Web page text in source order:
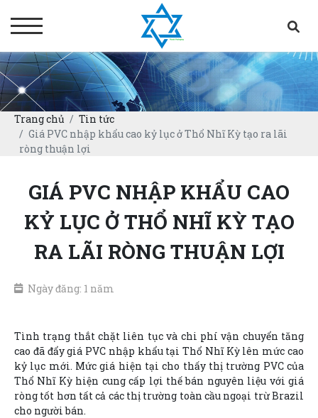
Trang chủ
Tin tức
Giá PVC nhập khẩu cao kỷ lục ở Thổ Nhĩ Kỳ tạo ra lãi
ròng thuận lợi
GIÁ PVC NHẬP KHẨU CAO
KỶ LỤC Ở THỔ NHĨ KỲ TẠO
RA LÃI RÒNG THUẬN LỢI
Ngày đăng: 1 năm
Tình trạng thắt chặt liên tục và chi phí vận chuyển tăng
cao đã đẩy giá PVC nhập khẩu tại Thổ Nhĩ Kỳ lên mức cao
kỷ lục mới. Mức giá hiện tại cho thấy thị trường PVC của
Thổ Nhĩ Kỳ hiện cung cấp lợi thế bán nguyên liệu với giá
ròng tốt hơn tất cả các thị trường toàn cầu ngoại trừ Brazil
cho người bán.